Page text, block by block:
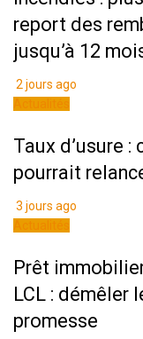
report des
jusqu’à 12
2 jours ago
Taux d’usure
pourrait
3 jours ago
Prêt
LCL : démêler
promesse